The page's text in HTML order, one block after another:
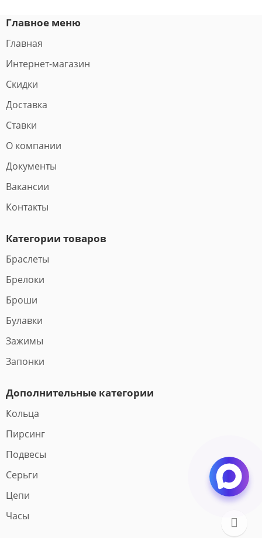
Главное меню
Главная
Интернет-магазин
Скидки
Доставка
Ставки
О компании
Документы
Вакансии
Контакты
Категории товаров
Браслеты
Брелоки
Броши
Булавки
Зажимы
Запонки
Дополнительные категории
Кольца
Пирсинг
Подвесы
Серьги
Цепи
Часы